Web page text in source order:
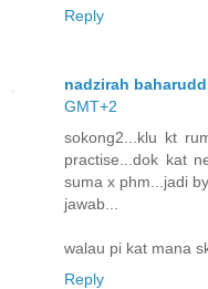
Reply
nadzirah
GMT+2
sokong2...klu kt
practise...dok kat
suma x phm...jadi
jawab...
walau pi kat mana
Reply